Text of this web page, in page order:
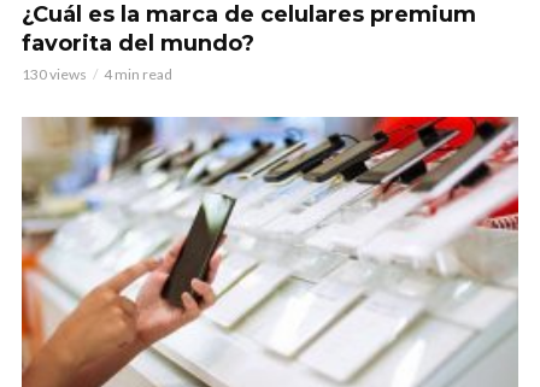
¿Cuál es la marca de celulares premium
favorita del mundo?
130 views 4 min read